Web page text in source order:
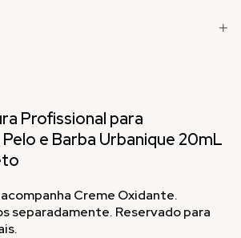
Profissional para
e Barba Urbanique 20mL
Creme Oxidante.
separadamente. Reservado para